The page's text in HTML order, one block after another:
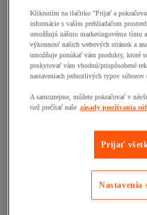
Kliknutím na tlačitko "Prijať a
informácie s vaším prehliadačom
umožňujú nášmu marketingovému tímu
výkonnosť našich webových stránok a
umožňuje ponúkať vám produkty, ktoré
poskytovať vám vhodnú/prispôsobené
nastaveniach jednotlivých typov
A samozrejme, môžete pokračovať v
tiež prečítať naše zásady používania
Prijať
Nastavenia